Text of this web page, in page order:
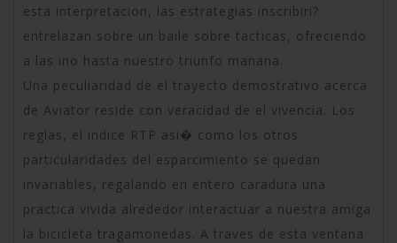
esta interpretacion, las estrategias inscribiri?
entrelazan sobre un baile sobre tacticas, ofreciendo
a las ino hasta nuestro triunfo manana.
Una peculiaridad de el trayecto demostrativo acerca
de Aviator reside con veracidad de el vivencia. Los
reglas, el indice RTP asi� como los otros
particularidades del esparcimiento se quedan
invariables, regalando en entero caradura una
practica vivida alrededor interactuar a nuestra amiga
la bicicleta tragamonedas. A traves de esta ventana